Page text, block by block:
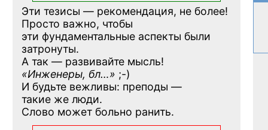
Эти тезисы — рекомендация, не более!
Просто важно, чтобы
эти фундаментальные аспекты были
затронуты.
А так — развивайте мысль!
«Инженеры, бл…» ;-)
И будьте вежливы: преподы —
такие же люди.
Слово может больно ранить.